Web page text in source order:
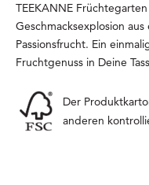
TEEKANNE
Geschmacksexplosion
Passionsfrucht. Ein
Fruchtgenuss in Deine
Der
anderen